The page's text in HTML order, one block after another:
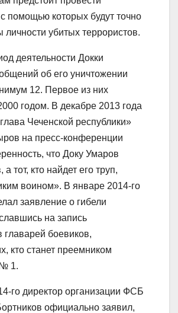
помощью которых будут точно
личности убитых террористов.
деятельности Докки
об его уничтожении
12. Первое из них
годом. В декабре 2013 года
Чеченской республики»
на пресс-конференции
что Доку Умаров
тот, кто найдет его труп,
воином». В январе 2014-го
заявление о гибели
на запись
главарей боевиков,
кто станет преемником
1.
го директор организации ФСБ
официально заявил,